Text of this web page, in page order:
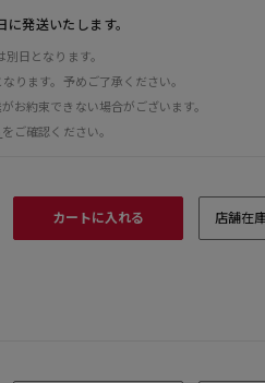
に発送いたします。
日となります。
ります。予めご了承ください。
お約束できない場合がございます。
をご確認ください。
カートに入れる 店舗在